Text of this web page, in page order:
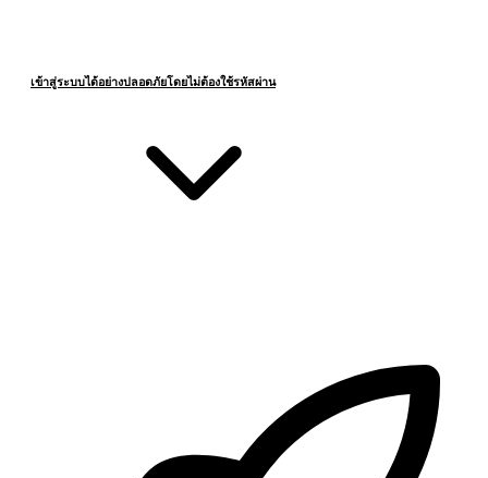
เข้าสู่ระบบได้อย่างปลอดภัยโดยไม่ต้องใช้รหัสผ่าน